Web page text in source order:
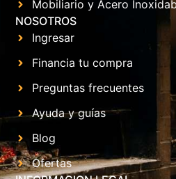
Mobiliario y Acero
NOSOTROS
Ingresar
Financia tu compra
Preguntas frecuentes
Ayuda y guías
Blog
Ofertas